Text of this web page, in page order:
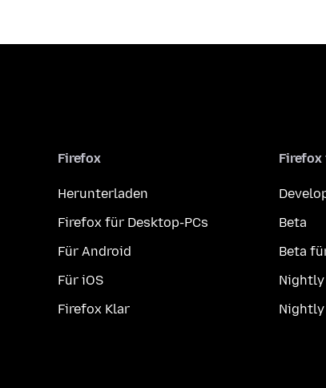
Firefox
Herunterladen
Firefox für Desktop-PCs
Für Android
Für iOS
Firefox Klar
Beta
Beta
Nightly